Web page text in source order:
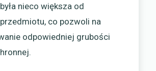
nieco większa od
co pozwoli na
odpowiedniej grubości